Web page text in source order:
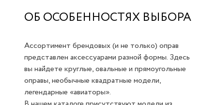
ОБ ОСОБЕННОСТЯХ ВЫБОРА
Ассортимент брендовых (и не только) оправ
представлен аксессуарами разной формы. Здесь
вы найдете круглые, овальные и прямоугольные
оправы, необычные квадратные модели,
легендарные «авиаторы».